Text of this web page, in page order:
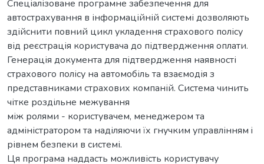
Спеціалізоване програмне забезпечення для
автострахування в інформаційній системі дозволяють
здійснити повний цикл укладення страхового полісу
від реєстрація користувача до підтвердження оплати.
Генерація документа для підтвердження наявності
страхового полісу на автомобіль та взаємодія з
представниками страхових компаній. Система чинить
чітке роздільне межування
між ролями - користувачем, менеджером та
адміністратором та наділяючи їх гнучким управлінням i
рівнем безпеки в системі.
Ця програма наддасть можливість користувачу